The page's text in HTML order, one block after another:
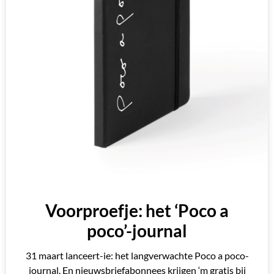
Voorproefje: het ‘Poco a
poco’-journal
31 maart lanceert-ie: het langverwachte Poco a poco-
journal. En nieuwsbriefabonnees krijgen ‘m gratis bij